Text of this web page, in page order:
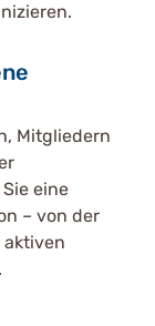
Mitgliedern
eine
– von der